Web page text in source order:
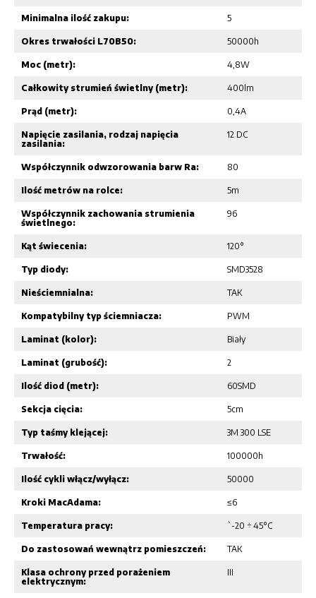
Minimalna ilość zakupu: 5
Okres trwałości L70B50: 50000h
Moc (metr): 4,8W
Całkowity strumień świetlny (metr): 400lm
Prąd (metr): 0,4A
Napięcie zasilania, rodzaj napięcia
zasilania:
12 DC
Współczynnik odwzorowania barw Ra: 80
Ilość metrów na rolce: 5m
Współczynnik zachowania strumienia
świetlnego:
96
Kąt świecenia: 120°
Typ diody: SMD3528
Nieściemnialna: TAK
Kompatybilny typ ściemniacza: PWM
Laminat (kolor): Biały
Laminat (grubość): 2
Ilość diod (metr): 60SMD
Sekcja cięcia: 5cm
Typ taśmy klejącej: 3M 300 LSE
Trwałość: 100000h
Ilość cykli włącz/wyłącz: 50000
Kroki MacAdama: ≤6
Temperatura pracy: `-20 ÷ 45°C
Do zastosowań wewnątrz pomieszczeń: TAK
Klasa ochrony przed porażeniem
elektrycznym:
III